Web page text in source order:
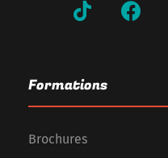
Formations
Brochures